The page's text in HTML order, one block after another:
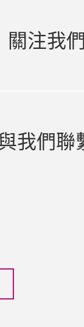
關注我們
我們聯